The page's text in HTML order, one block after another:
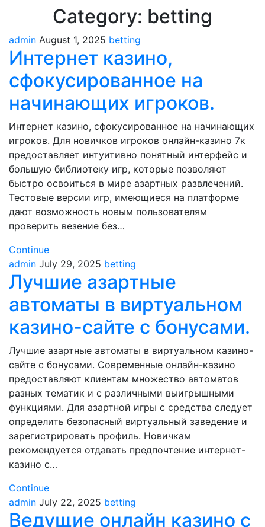
Category: betting
admin August 1, 2025 betting
Интернет казино,
сфокусированное на
начинающих игроков.
Интернет казино, сфокусированное на начинающих
игроков. Для новичков игроков онлайн-казино 7к
предоставляет интуитивно понятный интерфейс и
большую библиотеку игр, которые позволяют
быстро освоиться в мире азартных развлечений.
Тестовые версии игр, имеющиеся на платформе
дают возможность новым пользователям
проверить везение без…
Continue
admin July 29, 2025 betting
Лучшие азартные
автоматы в виртуальном
казино-сайте с бонусами.
Лучшие азартные автоматы в виртуальном казино-
сайте с бонусами. Современные онлайн-казино
предоставляют клиентам множество автоматов
разных тематик и с различными выигрышными
функциями. Для азартной игры с средства следует
определить безопасный виртуальный заведение и
зарегистрировать профиль. Новичкам
рекомендуется отдавать предпочтение интернет-
казино с…
Continue
admin July 22, 2025 betting
Ведущие онлайн казино с